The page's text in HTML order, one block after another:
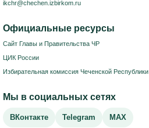
ikchr@chechen.izbirkom.ru
Официальные ресурсы
Сайт Главы и Правительства ЧР
ЦИК России
Избирательная комиссия Чеченской Республики
Мы в социальных сетях
ВКонтакте Telegram MAX